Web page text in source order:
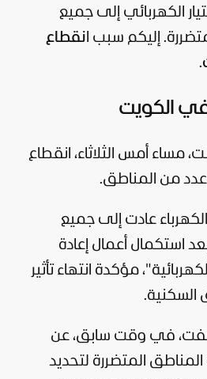
الكهربائي إلى جميع
إليكم سبب ا نقطاع
.
في الكويت
مساء أمس الثلاثاء، انقطاع
عدد من المناطق.
عادت إلى جميع
استكمال أعمال إعادة
مؤكدة انتهاء تأثير
السكنية.
في وقت سابق، عن
المتضررة لتحديد